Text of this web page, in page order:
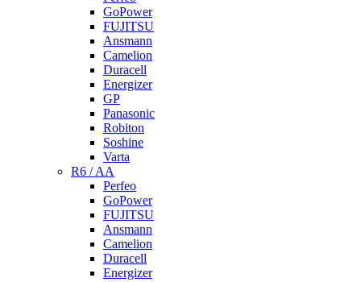
GoPower
FUJITSU
Ansmann
Camelion
Duracell
Energizer
GP
Panasonic
Robiton
Soshine
Varta
R6 / AA
Perfeo
GoPower
FUJITSU
Ansmann
Camelion
Duracell
Energizer